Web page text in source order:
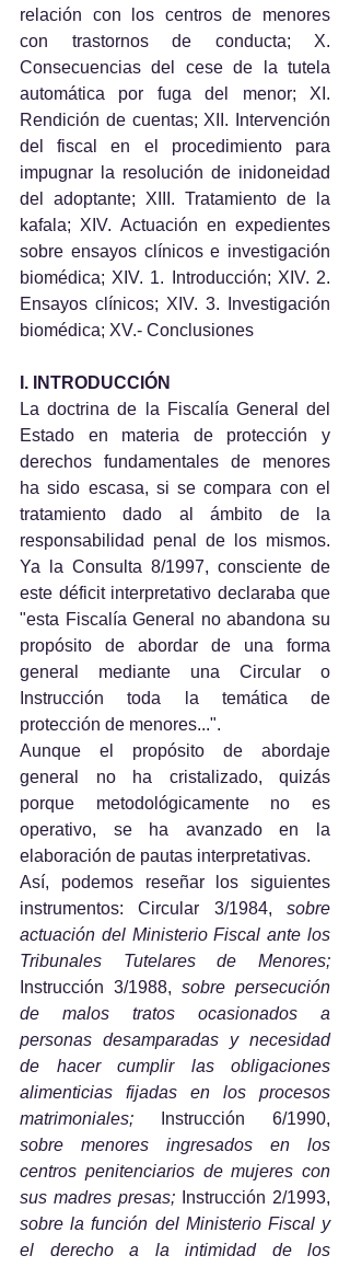
relación con los centros de menores
con trastornos de conducta; X.
Consecuencias del cese de la tutela
automática por fuga del menor; XI.
Rendición de cuentas; XII. Intervención
del fiscal en el procedimiento para
impugnar la resolución de inidoneidad
del adoptante; XIII. Tratamiento de la
kafala; XIV. Actuación en expedientes
sobre ensayos clínicos e investigación
biomédica; XIV. 1. Introducción; XIV. 2.
Ensayos clínicos; XIV. 3. Investigación
biomédica; XV.- Conclusiones
I. INTRODUCCIÓN
La doctrina de la Fiscalía General del
Estado en materia de protección y
derechos fundamentales de menores
ha sido escasa, si se compara con el
tratamiento dado al ámbito de la
responsabilidad penal de los mismos.
Ya la Consulta 8/1997, consciente de
este déficit interpretativo declaraba que
"esta Fiscalía General no abandona su
propósito de abordar de una forma
general mediante una Circular o
Instrucción toda la temática de
protección de menores...".
Aunque el propósito de abordaje
general no ha cristalizado, quizás
porque metodológicamente no es
operativo, se ha avanzado en la
elaboración de pautas interpretativas.
Así, podemos reseñar los siguientes
instrumentos: Circular 3/1984, sobre
actuación del Ministerio Fiscal ante los
Instrucción 3/1988, sobre persecución
de malos tratos ocasionados a
personas desamparadas y necesidad
de hacer cumplir las obligaciones
alimenticias fijadas en los procesos
matrimoniales;
sobre menores ingresados en los
centros penitenciarios de mujeres con
sus madres presas;
sobre la función del Ministerio Fiscal y
el derecho a la intimidad de los